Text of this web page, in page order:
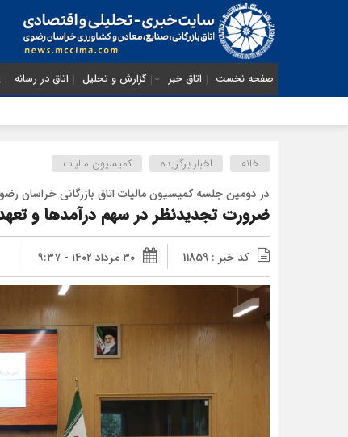
صفحه نخست اتاق خبر گزارش و تحلیل اتاق در رسانه
خانه اخبار برگزیده کمیسیون مالیات
در دومین جلسه کمیسیون مالیات اتاق بازرگانی خراسان
ضرورت تجدیدنظر در سهم درآمدها و
کد خبر : 11859 ۳۰ مرداد ۱۴۰۲ - ۹:۳۷